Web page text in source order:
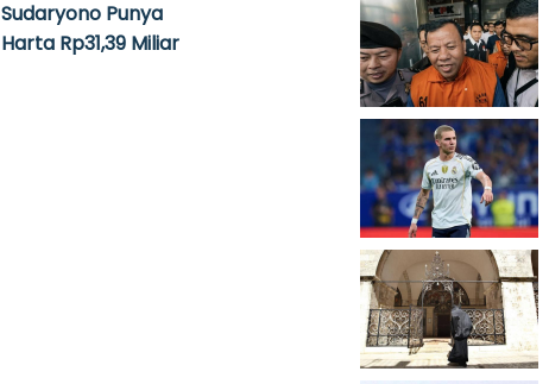
Sudaryono Punya
Harta Rp31,39 Miliar